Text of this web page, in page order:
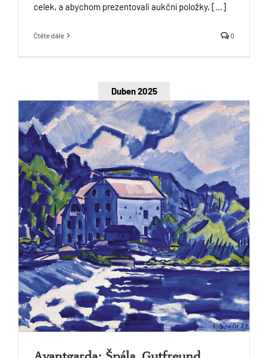
celek, a abychom prezentovali aukční položky, [...]
Čtěte dále 0
Duben 2025